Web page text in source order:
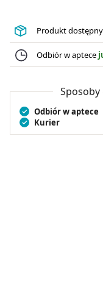
Produkt dostępny
Odbiór w aptece
Odbiór w aptece
Kurier